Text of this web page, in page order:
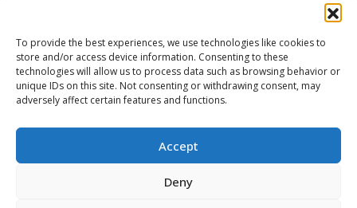
To provide the best experiences, we use technologies like cookies to
store and/or access device information. Consenting to these
technologies will allow us to process data such as browsing behavior or
unique IDs on this site. Not consenting or withdrawing consent, may
adversely affect certain features and functions.
Accept
Deny
Ruokailu
Nähtävyydet
Visit Tallinn
Ammattilaisille
Harju-, Rapla- & Läänemaa DMO